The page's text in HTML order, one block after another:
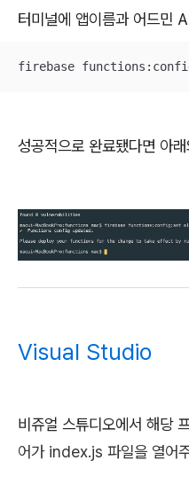
터미널에 앱이름과 어드민
firebase
성공적으로 완료됐다면 아
Visual Studio
비쥬얼 스튜디오에서 해당
어가 index.js 파일을 열어